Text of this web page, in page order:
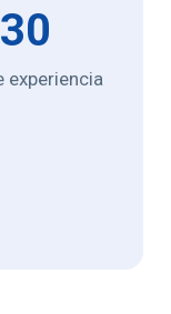
experiencia